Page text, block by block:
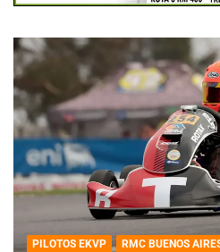
PILOTOS EKVP RMC BUENOS